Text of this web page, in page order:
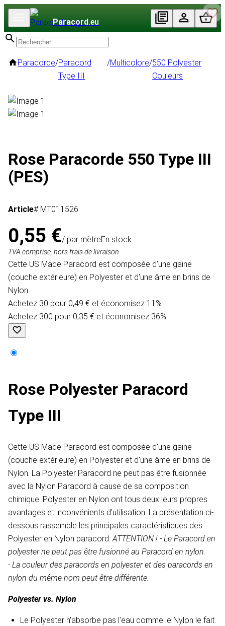
Paracord.eu
Paracorde/Paracord
Type III
/Multicolore/550 Polyester
Couleurs
Rose Paracorde 550 Type III
(PES)
Article# MT011526
0,55 €/ par mètreEn stock
TVA comprise, hors frais de livraison
Cette US Made Paracord est composée d'une gaine
(couche extérieure) en Polyester et d'une âme en brins de
Nylon.
Achetez 30 pour 0,49 € et économisez 11%
Achetez 300 pour 0,35 € et économisez 36%
Rose Polyester Paracord
Type III
Cette US Made Paracord est composée d'une gaine
(couche extérieure) en Polyester et d'une âme en brins de
Nylon. La Polyester Paracord ne peut pas être fusionnée
avec la Nylon Paracord à cause de sa composition
chimique. Polyester en Nylon ont tous deux leurs propres
avantages et inconvénients d'utilisation. La présentation ci-
dessous rassemble les principales caractéristiques des
Polyester en Nylon paracord.ATTENTION ! - Le Paracord en
polyester ne peut pas être fusionné au Paracord en nylon.
- La couleur des paracords en polyester et des paracords en
nylon du même nom peut être différente.
Polyester vs. Nylon
Le Polyester n'absorbe pas l'eau comme le Nylon le fait.